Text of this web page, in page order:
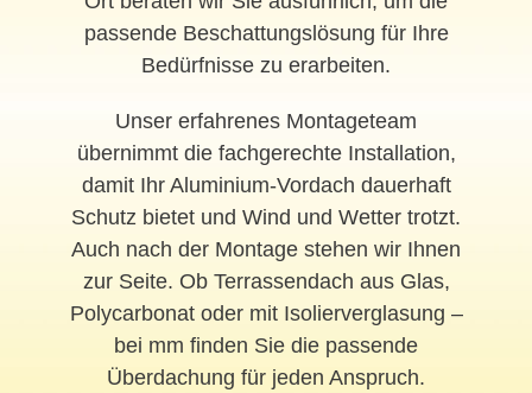
passende Beschattungslösung für Ihre
Bedürfnisse zu erarbeiten.
Unser erfahrenes Montageteam
übernimmt die fachgerechte Installation,
damit Ihr Aluminium-Vordach dauerhaft
Schutz bietet und Wind und Wetter trotzt.
Auch nach der Montage stehen wir Ihnen
zur Seite. Ob Terrassendach aus Glas,
Polycarbonat oder mit Isolierverglasung –
bei mm finden Sie die passende
Überdachung für jeden Anspruch.